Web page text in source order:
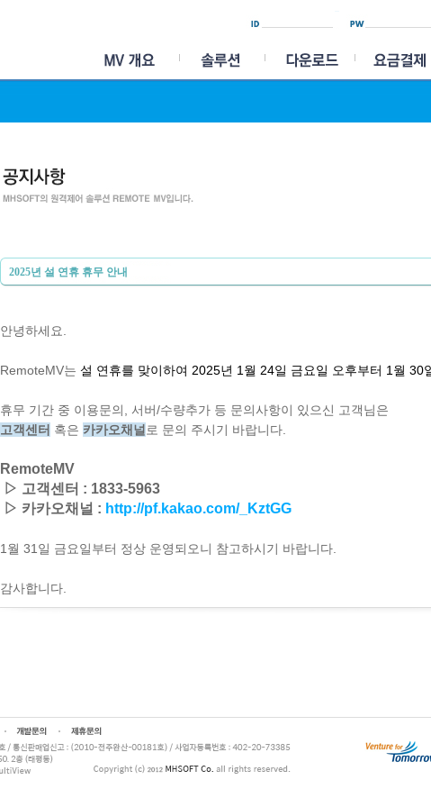
2025년 설 연휴 휴무 안내
안녕하세요.
RemoteMV는 설 연휴를 맞이하여 2025년 1월 24일 금요일 오후부터 1월 30
휴무 기간 중 이용문의, 서버/수량추가 등 문의사항이 있으신 고객님은
고객센터 혹은 카카오채널 로 문의 주시기 바랍니다.
RemoteMV
▷ 고객센터 : 1833-5963
▷ 카카오채널 : http://pf.kakao.com/_KztGG
1월 31일 금요일부터 정상 운영되오니 참고하시기 바랍니다.
감사합니다.